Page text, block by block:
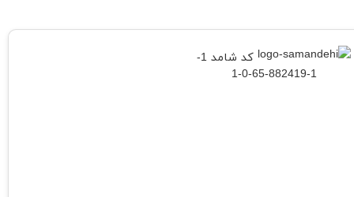
کد شامد 1-
1-882419-65-0-1